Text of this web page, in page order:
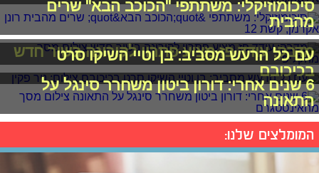
סיכומוזיקלי: משתתפי "הכוכב הבא" שרים
מהבית
מדבק: עודד פז מציע פתרון לקורונה בשיר חדש
עם כל הרעש מסביב: בן וטיי השיקו סרט
בכיכובם
6 שנים אחרי: דורון ביטון משחרר סינגל על
התאונה
המומלצים שלנו: